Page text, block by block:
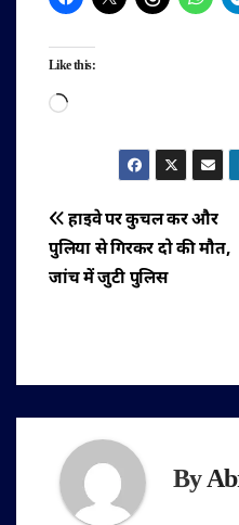
Like this:
Loading…
पोस्ट
नेविगेशन
हाइवे पर कुचल कर और
पुलिया से गिरकर दो की मौत,
जांच में जुटी पुलिस
By